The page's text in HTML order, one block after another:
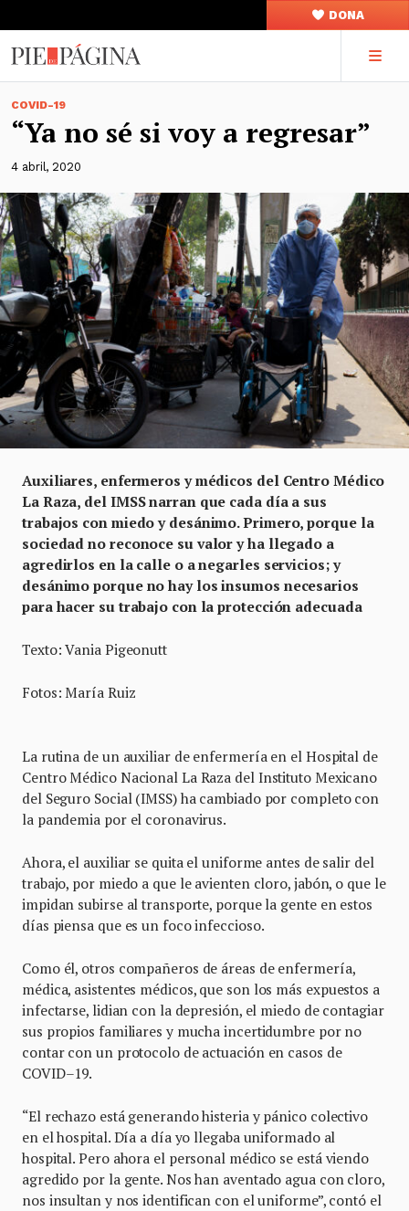
DONA
COVID-19
“Ya no sé si voy a regresar”
4 abril, 2020
Auxiliares, enfermeros y médicos del Centro Médico
La Raza, del IMSS narran que cada día a sus
trabajos con miedo y desánimo. Primero, porque la
sociedad no reconoce su valor y ha llegado a
agredirlos en la calle o a negarles servicios; y
desánimo porque no hay los insumos necesarios
para hacer su trabajo con la protección adecuada
Texto: Vania Pigeonutt
Fotos: María Ruiz
La rutina de un auxiliar de enfermería en el Hospital de
Centro Médico Nacional La Raza del Instituto Mexicano
del Seguro Social (IMSS) ha cambiado por completo con
la pandemia por el coronavirus.
Ahora, el auxiliar se quita el uniforme antes de salir del
trabajo, por miedo a que le avienten cloro, jabón, o que le
impidan subirse al transporte, porque la gente en estos
días piensa que es un foco infeccioso.
Como él, otros compañeros de áreas de enfermería,
médica, asistentes médicos, que son los más expuestos a
infectarse, lidian con la depresión, el miedo de contagiar
sus propios familiares y mucha incertidumbre por no
contar con un protocolo de actuación en casos de
COVID–19.
“El rechazo está generando histeria y pánico colectivo
en el hospital. Día a día yo llegaba uniformado al
hospital. Pero ahora el personal médico se está viendo
agredido por la gente. Nos han aventado agua con cloro,
nos insultan y nos identifican con el uniforme”, contó el